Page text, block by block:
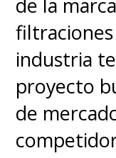
regulación
su
juvenilya
logran
diseñó
industria
proyecto
de